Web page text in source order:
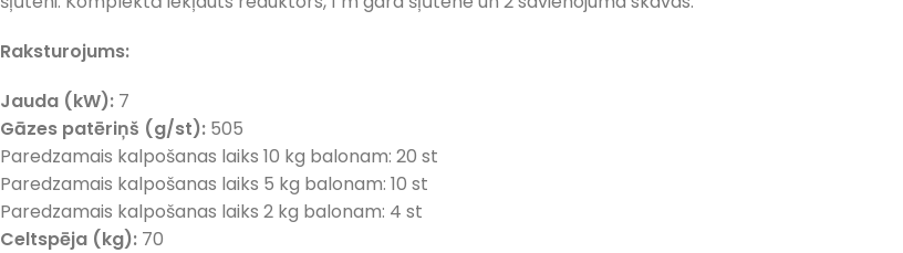
Raksturojums:
Jauda (kW): 7
Gāzes patēriņš (g/st): 505
Paredzamais kalpošanas laiks 10 kg balonam: 20 st
Paredzamais kalpošanas laiks 5 kg balonam: 10 st
Paredzamais kalpošanas laiks 2 kg balonam: 4 st
Celtspēja (kg): 70